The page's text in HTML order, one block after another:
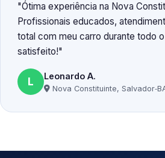
Ótima experiência na Nova
Profissionais educados,
total com meu carro durante todo
satisfeito!
L Leonardo A.
Nova Constituinte,